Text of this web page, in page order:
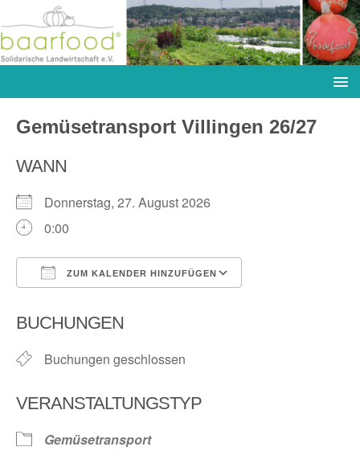
Gemüsetransport Villingen 26/27
WANN
Donnerstag, 27. August 2026
0:00
ZUM KALENDER HINZUFÜGEN
BUCHUNGEN
Buchungen geschlossen
VERANSTALTUNGSTYP
Gemüsetransport